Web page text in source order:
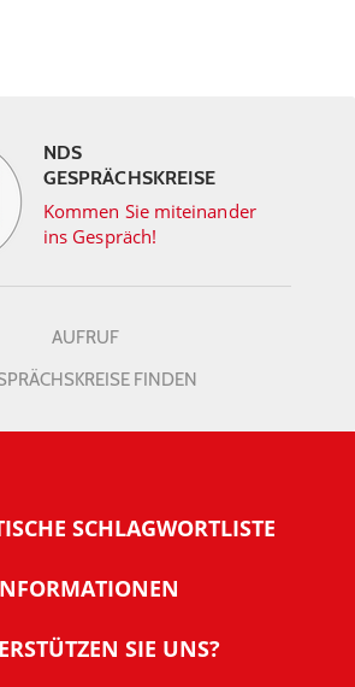
NDS
GESPRÄCHSKREISE
Kommen Sie miteinander
ins Gespräch!
AUFRUF
FINDEN
SCHLAGWORTLISTE
NachDenkSeiten
SIE UNS?